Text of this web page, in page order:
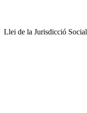
Llei de la Jurisdicció Social